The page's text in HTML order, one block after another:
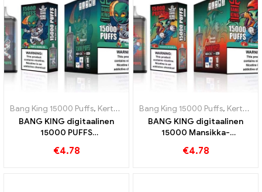
Bang King 15000 Puffs, Kertakäyttöiset e-savukkeet Ruotsi ,
BANG KING digitaalinen
15000 PUFFS
nauti 15000 Junat Triple
€4.78
Bang King 15000 Puffs, Kertakäyttöiset e-savukkeet Ruotsi
BANG KING digitaalinen
15000 Mansikka-
Virkistävä maku
€4.78